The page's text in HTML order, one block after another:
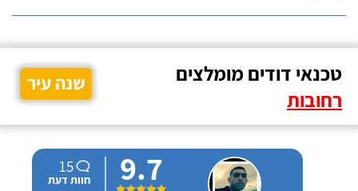
טכנאי דודים מומלצים
רחובות
שנה עיר
9.7
15
חוות דעת